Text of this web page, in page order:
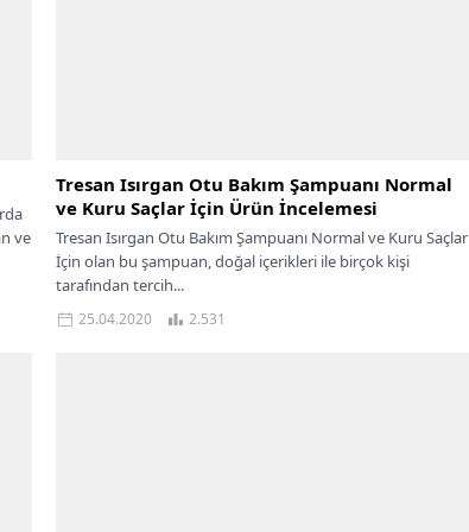
ve
Tresan Isırgan Otu Bakım Şampuanı Normal
ve Kuru Saçlar İçin Ürün İncelemesi
Tresan Isırgan Otu Bakım Şampuanı Normal ve Kuru Saçlar
İçin olan bu şampuan, doğal içerikleri ile birçok kişi
tarafından tercih...
25.04.2020 2.531